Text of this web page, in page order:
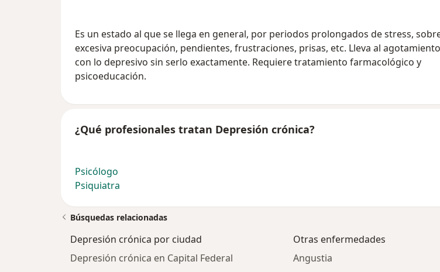
Es un estado al que se llega en general, por periodos prolongados de stress,
excesiva preocupación, pendientes, frustraciones, prisas, etc. Lleva al
con lo depresivo sin serlo exactamente. Requiere tratamiento farmacológico y
psicoeducación.
¿Qué profesionales tratan Depresión crónica?
Psicólogo
Psiquiatra
Búsquedas relacionadas
Depresión crónica por ciudad
Depresión crónica en Capital Federal
Otras enfermedades
Angustia